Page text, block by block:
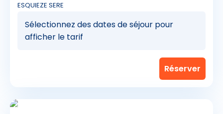
ESQUIEZE SERE
Sélectionnez des dates de séjour pour
afficher le tarif